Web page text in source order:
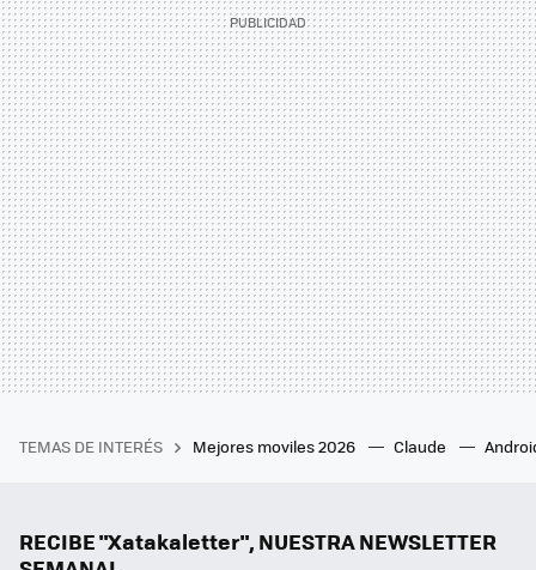
TEMAS DE INTERÉS Mejores moviles 2026 Claude
RECIBE "Xatakaletter", NUESTRA NEWSLETTER